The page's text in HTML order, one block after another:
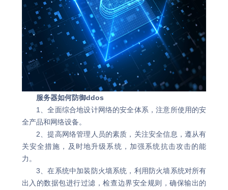
服务器如何防御ddos
1、全面综合地设计网络的安全体系，注意所使用的安
全产品和网络设备。
2、提高网络管理人员的素质，关注安全信息，遵从有
关安全措施，及时地升级系统，加强系统抗击攻击的能
力。
3、在系统中加装防火墙系统，利用防火墙系统对所有
出入的数据包进行过滤，检查边界安全规则，确保输出的